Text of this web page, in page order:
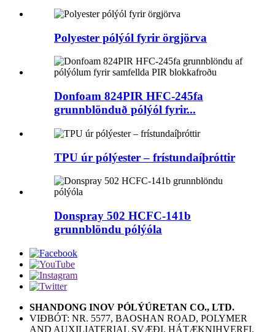
Polyester pólýól fyrir örgjörva
Donfoam 824PIR HFC-245fa
grunnblönduð pólýól fyrir...
TPU úr pólýester – frístundaíþróttir
Donspray 502 HCFC-141b
grunnblöndu pólýóla
SHANDONG INOV PÓLÝÚRETAN CO., LTD.
VIÐBÓT: NR. 5577, BAOSHAN ROAD, POLYMER
AND AUXILIATERIAL SVÆÐI, HÁTÆKNIHVERFI,